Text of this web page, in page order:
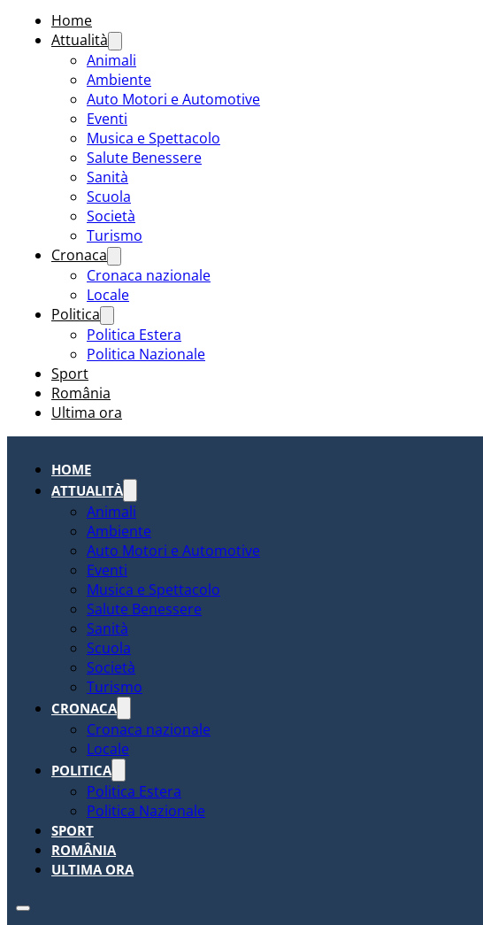
Home
Attualità
Animali
Ambiente
Auto Motori e Automotive
Eventi
Musica e Spettacolo
Salute Benessere
Sanità
Scuola
Società
Turismo
Cronaca
Cronaca nazionale
Locale
Politica
Politica Estera
Politica Nazionale
Sport
România
Ultima ora
HOME
ATTUALITÀ
Animali
Ambiente
Auto Motori e Automotive
Eventi
Musica e Spettacolo
Salute Benessere
Sanità
Scuola
Società
Turismo
CRONACA
Cronaca nazionale
Locale
POLITICA
Politica Estera
Politica Nazionale
SPORT
ROMÂNIA
ULTIMA ORA